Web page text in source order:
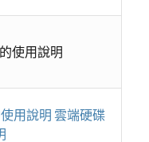
使用說明
用說明 雲端硬碟